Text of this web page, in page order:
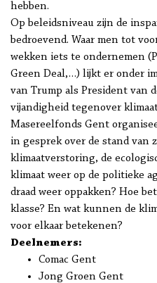
hebben.
Op beleidsniveau zijn de
bedroevend. Waar men tot
wekken iets te ondernemen
Green Deal,…) lijkt er onder
van Trump als President van
vijandigheid tegenover
Masereelfonds Gent
in gesprek over de stand van
klimaatverstoring, de
klimaat weer op de politieke
draad weer oppakken? Hoe
klasse? En wat kunnen de
voor elkaar betekenen?
Deelnemers:
Comac Gent
Jong Groen Gent